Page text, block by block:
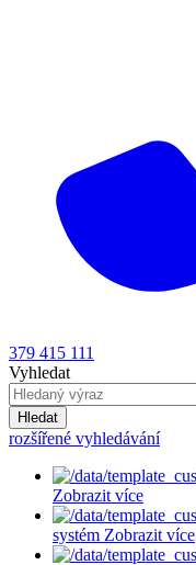
379 415 111
Vyhledat
Hledat
rozšířené vyhledávání
Zobrazit více
systém Zobrazit více